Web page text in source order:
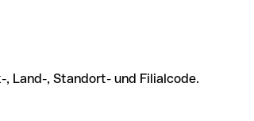
Land-, Standort- und Filialcode.